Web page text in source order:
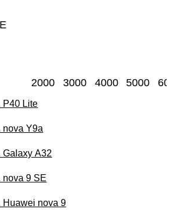
2000 3000 4000 5000
P40 Lite
nova Y9a
Galaxy A32
nova 9 SE
Huawei nova 9